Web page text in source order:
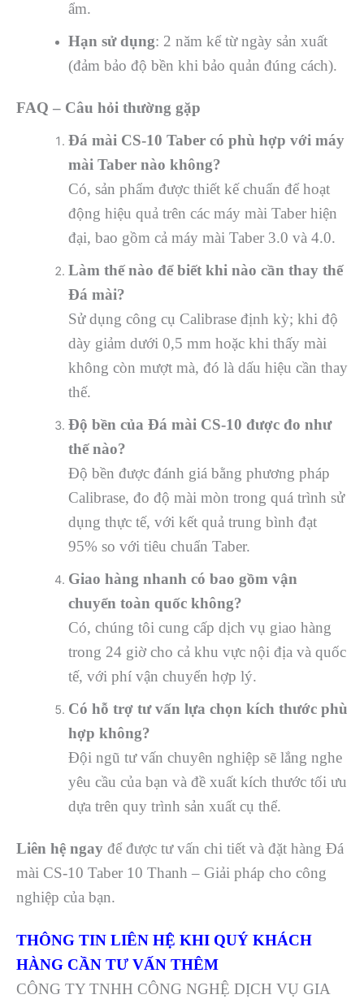
ẩm.
Hạn sử dụng: 2 năm kể từ ngày sản xuất
(đảm bảo độ bền khi bảo quản đúng cách).
FAQ – Câu hỏi thường gặp
Đá mài CS-10 Taber có phù hợp với máy
mài Taber nào không?
Có, sản phẩm được thiết kế chuẩn để hoạt
động hiệu quả trên các máy mài Taber hiện
đại, bao gồm cả máy mài Taber 3.0 và 4.0.
Làm thế nào để biết khi nào cần thay thế
Đá mài?
Sử dụng công cụ Calibrase định kỳ; khi độ
dày giảm dưới 0,5 mm hoặc khi thấy mài
không còn mượt mà, đó là dấu hiệu cần thay
thế.
Độ bền của Đá mài CS-10 được đo như
thế nào?
Độ bền được đánh giá bằng phương pháp
Calibrase, đo độ mài mòn trong quá trình sử
dụng thực tế, với kết quả trung bình đạt
95% so với tiêu chuẩn Taber.
Giao hàng nhanh có bao gồm vận
chuyển toàn quốc không?
Có, chúng tôi cung cấp dịch vụ giao hàng
trong 24 giờ cho cả khu vực nội địa và quốc
tế, với phí vận chuyển hợp lý.
Có hỗ trợ tư vấn lựa chọn kích thước phù
hợp không?
Đội ngũ tư vấn chuyên nghiệp sẽ lắng nghe
yêu cầu của bạn và đề xuất kích thước tối ưu
dựa trên quy trình sản xuất cụ thể.
Liên hệ ngay để được tư vấn chi tiết và đặt hàng Đá
mài CS-10 Taber 10 Thanh – Giải pháp cho công
nghiệp của bạn.
THÔNG TIN LIÊN HỆ KHI QUÝ KHÁCH
HÀNG CẦN TƯ VẤN THÊM
CÔNG TY TNHH CÔNG NGHỆ DỊCH VỤ GIA